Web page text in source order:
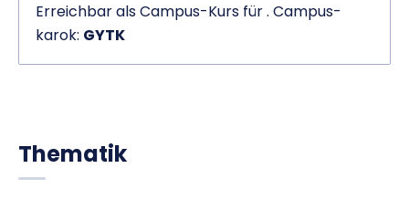
Erreichbar als Campus-Kurs für . Campus-
karok: GYTK
Thematik